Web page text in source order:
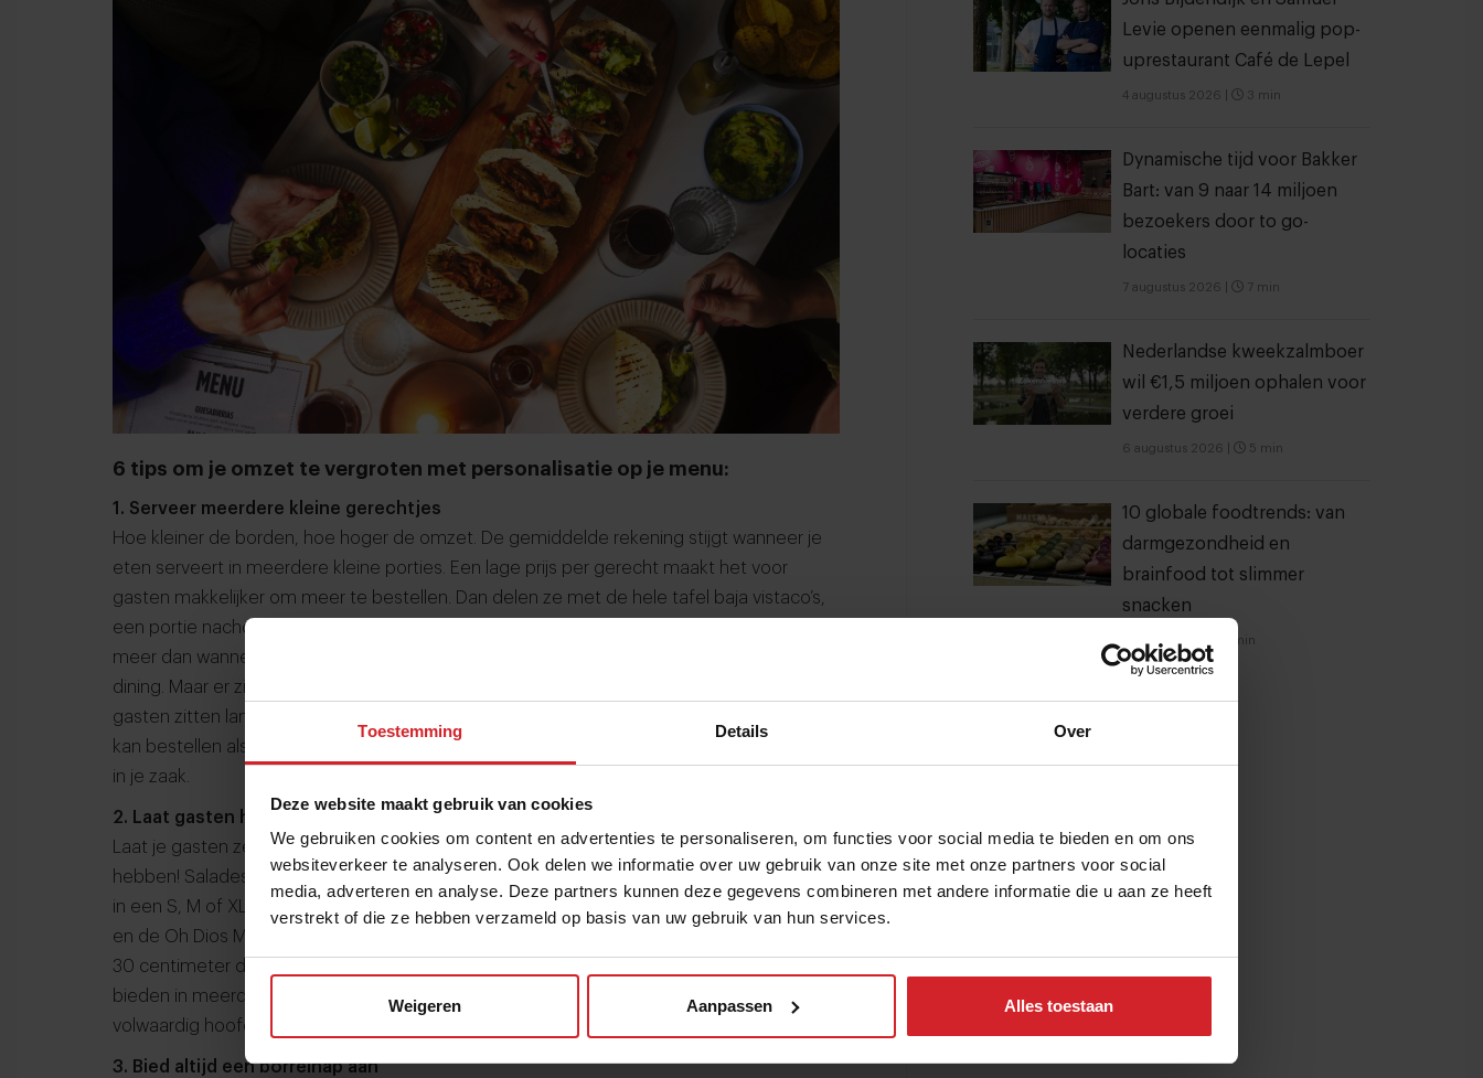
Toestemming Details Over
Deze website maakt gebruik van cookies
We gebruiken cookies om content en advertenties te personaliseren, om functies voor social media te bieden en om ons
websiteverkeer te analyseren. Ook delen we informatie over uw gebruik van onze site met onze partners voor social
media, adverteren en analyse. Deze partners kunnen deze gegevens combineren met andere informatie die u aan ze heeft
verstrekt of die ze hebben verzameld op basis van uw gebruik van hun services.
Weigeren Aanpassen Alles toestaan
6 tips om je omzet te vergroten met personalisatie op je menu:
1. Serveer meerdere kleine gerechtjes
Hoe kleiner de borden, hoe hoger de omzet. De gemiddelde rekening stijgt wanneer je
eten serveert in meerdere kleine porties. Een lage prijs per gerecht maakt het voor
gasten makkelijker om meer te bestellen. Dan delen ze met de hele tafel baja vistaco’s,
een portie nacho’s, krokante taquito’s en Tex Mex loaded fries, en besteden ongemerkt
meer dan wanneer ze alleen een hoofdgerecht nemen. Dat is het succes van shared
dining. Maar er zijn nog twee grote voordelen aan een kaart met kleine gerechten: je
gasten zitten langer aan tafel en bestellen dus ook meer drankjes. En doordat je zoveel
kan bestellen als je wil, kunnen ook mensen met een minder groot budget aanschuiven
in je zaak.
2. Laat gasten hun eigen portiegrootte bepalen
Laat je gasten zelf bepalen welke portiegrootte ze willen op basis van hoeveel trek ze
hebben! Salades, nacho’s en taco’s kun je zonder veel moeite voor je keuken aanbieden
in een S, M of XL maat. Of kies voor leukere namen zoals Nachos Petitos, Nacho Bonanza
en de Oh Dios Mío Que Colosal Nacho’s. Met de
30 centimeter doorsnee is het heel eenvoudig om taco’s, quesadillas en burrito’s aan te
bieden in meerdere formaten. Zo kan één bereiding dienen als snack, lunch of
volwaardig hoofdgerecht.
3. Bied altijd een borrelhap aan
Levie openen eenmalig pop-
uprestaurant Café de Lepel
4 augustus 2026 3 min
Dynamische tijd voor Bakker
Bart: van 9 naar 14 miljoen
bezoekers door to go-
locaties
7 augustus 2026 7 min
Nederlandse kweekzalmboer
wil €1,5 miljoen ophalen voor
verdere groei
6 augustus 2026 5 min
10 globale foodtrends: van
darmgezondheid en
brainfood tot slimmer
snacken
6 min